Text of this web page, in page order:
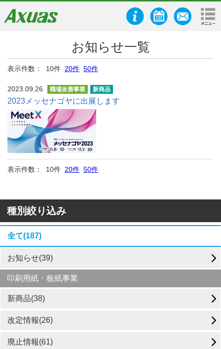
お知らせ一覧
表示件数： 10件 20件 50件
2023.09.26 職場改善事業 新商品
2023メッセナゴヤに出展します
表示件数： 10件 20件 50件
種別絞り込み
全て(187)
お知らせ(39)
印刷用紙・板紙事業
新商品(38)
改定情報(26)
廃止情報(61)